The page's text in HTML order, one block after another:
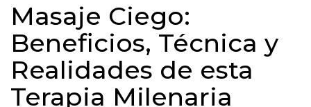
Masaje Ciego:
Beneficios, Técnica y
Realidades de esta
Terapia Milenaria